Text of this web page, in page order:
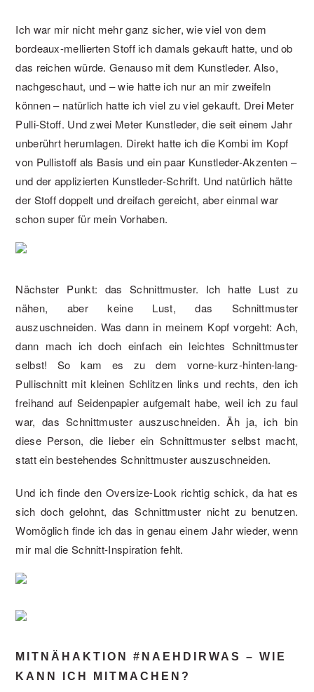
Ich war mir nicht mehr ganz sicher, wie viel von dem
bordeaux-mellierten Stoff ich damals gekauft hatte, und ob
das reichen würde. Genauso mit dem Kunstleder. Also,
nachgeschaut, und – wie hatte ich nur an mir zweifeln
können – natürlich hatte ich viel zu viel gekauft. Drei Meter
Pulli-Stoff. Und zwei Meter Kunstleder, die seit einem Jahr
unberührt herumlagen. Direkt hatte ich die Kombi im Kopf
von Pullistoff als Basis und ein paar Kunstleder-Akzenten –
und der applizierten Kunstleder-Schrift. Und natürlich hätte
der Stoff doppelt und dreifach gereicht, aber einmal war
schon super für mein Vorhaben.
Nächster Punkt: das Schnittmuster. Ich hatte Lust zu
nähen, aber keine Lust, das Schnittmuster
auszuschneiden. Was dann in meinem Kopf vorgeht: Ach,
dann mach ich doch einfach ein leichtes Schnittmuster
selbst! So kam es zu dem vorne-kurz-hinten-lang-
Pullischnitt mit kleinen Schlitzen links und rechts, den ich
freihand auf Seidenpapier aufgemalt habe, weil ich zu faul
war, das Schnittmuster auszuschneiden. Äh ja, ich bin
diese Person, die lieber ein Schnittmuster selbst macht,
statt ein bestehendes Schnittmuster auszuschneiden.
Und ich finde den Oversize-Look richtig schick, da hat es
sich doch gelohnt, das Schnittmuster nicht zu benutzen.
Womöglich finde ich das in genau einem Jahr wieder, wenn
mir mal die Schnitt-Inspiration fehlt.
MITNÄHAKTION #NAEHDIRWAS – WIE
KANN ICH MITMACHEN?